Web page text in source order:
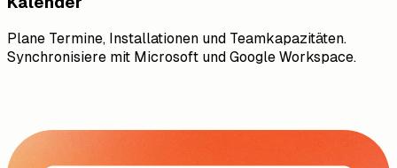
Plane Termine, Installationen und Teamkapazitäten.
Synchronisiere mit Microsoft und Google Workspace.